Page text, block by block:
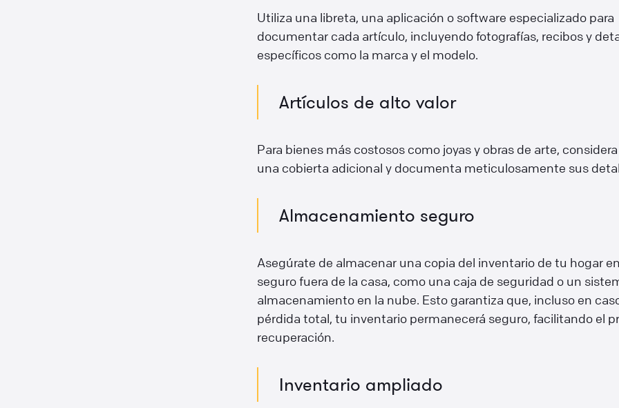
Utiliza una libreta, una aplicación o software especializado para
documentar cada artículo, incluyendo fotografías, recibos y
específicos como la marca y el modelo.
Artículos de alto valor
Para bienes más costosos como joyas y obras de arte,
una cobierta adicional y documenta meticulosamente sus
Almacenamiento seguro
Asegúrate de almacenar una copia del inventario de tu hogar
seguro fuera de la casa, como una caja de seguridad o un
almacenamiento en la nube. Esto garantiza que, incluso en
pérdida total, tu inventario permanecerá seguro, facilitando el
recuperación.
Inventario ampliado